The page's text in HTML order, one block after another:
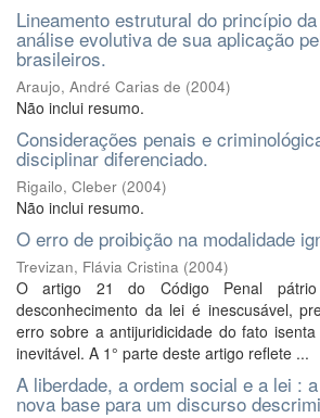
Lineamento estrutural do princípio
análise evolutiva de sua aplicação
brasileiros.
Araujo, André Carias de (2004)
Não inclui resumo.
Considerações penais e
disciplinar diferenciado.
Rigailo, Cleber (2004)
Não inclui resumo.
O erro de proibição na modalidade
Trevizan, Flávia Cristina (2004)
O artigo 21 do Código Penal
desconhecimento da lei é inescusável,
erro sobre a antijuridicidade do fato
inevitável. A 1° parte deste artigo reflete ...
A liberdade, a ordem social e a lei :
nova base para um discurso